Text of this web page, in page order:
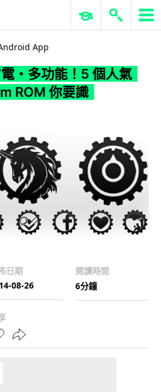
ERP 與商業 AI
App
・多功能！5 個人氣
ROM 你要識
日期
08-26
閱讀時間
6分鐘